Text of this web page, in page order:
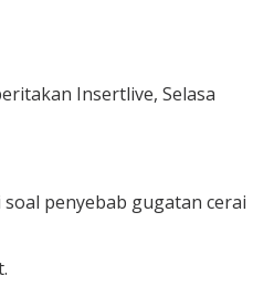
Insertlive, Selasa
penyebab gugatan cerai